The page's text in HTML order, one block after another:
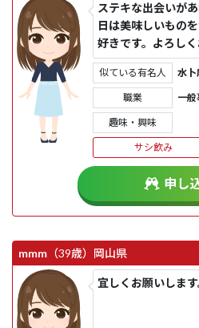
ステキな出会いが
日は美味しいもの
好きです。よろしく
似ている有名人 水卜
職業 一般
趣味・興味
サシ飲み
申し
mmm （39歳） 岡山県
宜しくお願いします